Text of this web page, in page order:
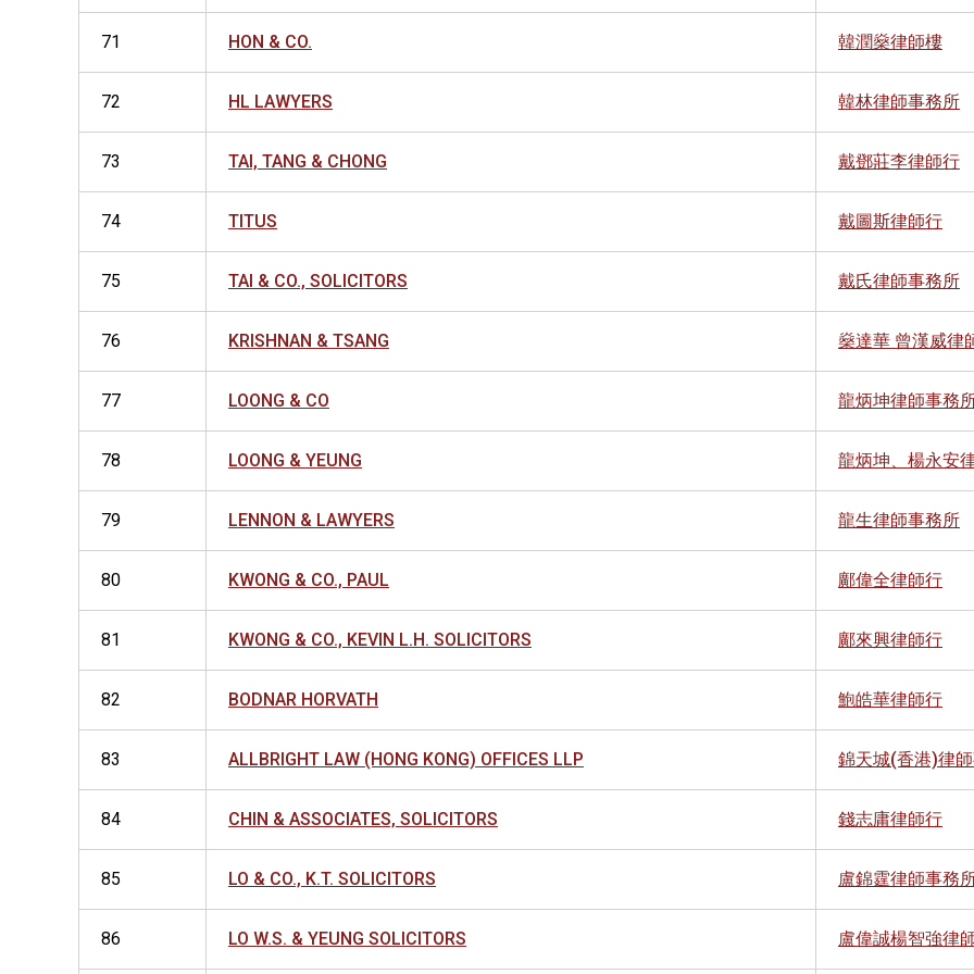
71 HON & CO. 韓潤燊律師樓
72 HL LAWYERS 韓林律師事務所
73 TAI, TANG & CHONG 戴鄧莊李律師行
74 TITUS 戴圖斯律師行
75 TAI & CO., SOLICITORS 戴氏律師事務所
76 KRISHNAN & TSANG 燊達華 曾漢威律
77 LOONG & CO 龍炳坤律師事務
78 LOONG & YEUNG 龍炳坤、楊永安
79 LENNON & LAWYERS 龍生律師事務所
80 KWONG & CO., PAUL 鄺偉全律師行
81 KWONG & CO., KEVIN L.H. SOLICITORS 鄺來興律師行
82 BODNAR HORVATH 鮑皓華律師行
83 ALLBRIGHT LAW (HONG KONG) OFFICES LLP 錦天城(香港)律
84 CHIN & ASSOCIATES, SOLICITORS 錢志庸律師行
85 LO & CO., K.T. SOLICITORS 盧錦霆律師事務
86 LO W.S. & YEUNG SOLICITORS 盧偉誠楊智強律